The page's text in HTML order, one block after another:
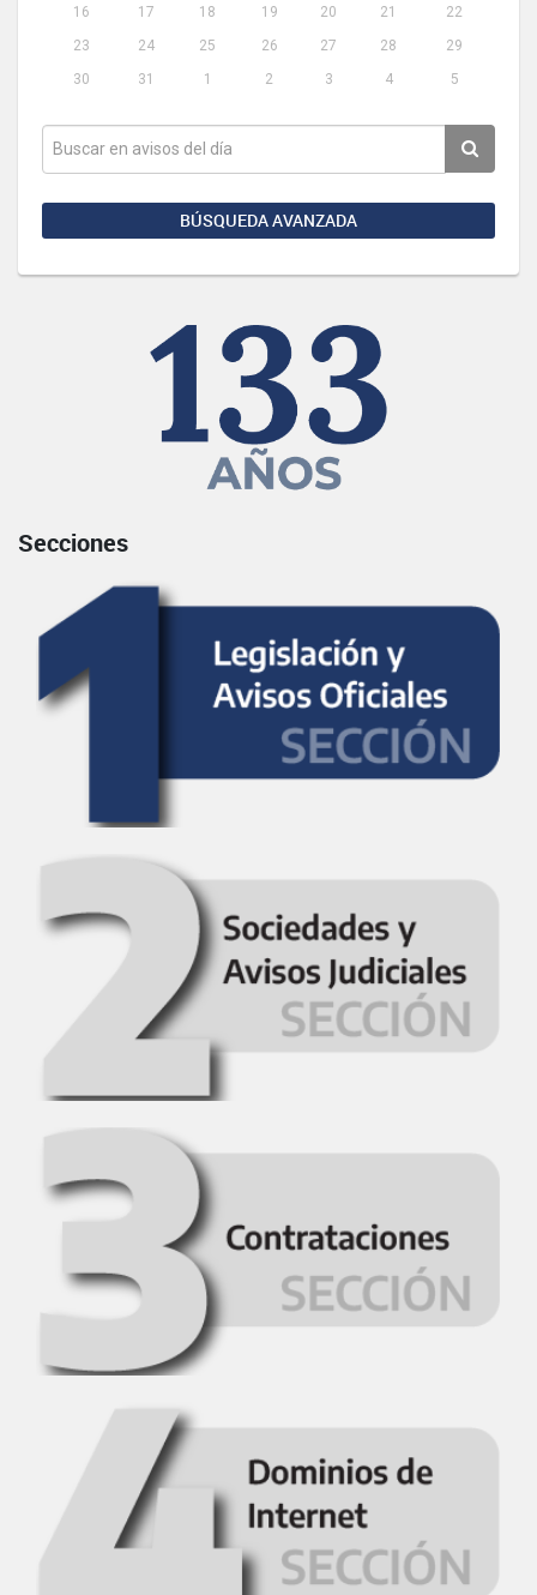
16
17 18 19 20 21
22
23
24 25 26 27 28
29
30
31 1 2 3 4 5
BÚSQUEDA AVANZADA
Secciones